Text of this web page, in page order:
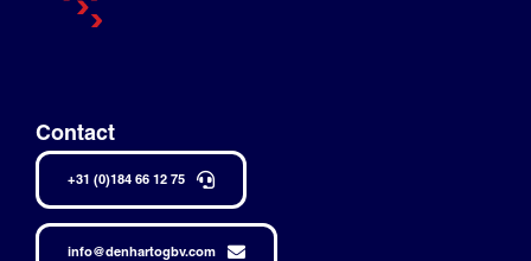
Contact
+31 (0)184 66 12 75
info@denhartogbv.com